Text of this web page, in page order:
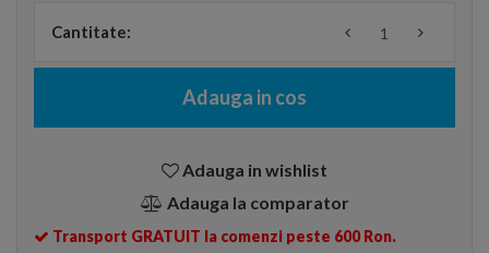
Cantitate:
Adauga in cos
Adauga in wishlist
Adauga la comparator
Transport GRATUIT la comenzi peste 600 Ron.